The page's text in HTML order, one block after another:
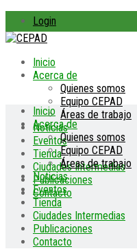
Login
Inicio
Acerca de
Quienes somos
Equipo CEPAD
Áreas de trabajo
Noticias
Eventos
Tienda
Ciudades Intermedias
Publicaciones
Contacto
Inicio
Acerca de
Quienes somos
Equipo CEPAD
Áreas de trabajo
Noticias
Eventos
Tienda
Ciudades Intermedias
Publicaciones
Contacto